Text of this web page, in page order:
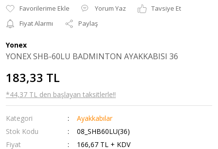
Yorum Yaz
Tavsiye Et
Fiyat Alarmı
Paylaş
Yonex
YONEX SHB-60LU BADMINTON AYAKKABISI 36
183,33 TL
*44,37 TL den başlayan taksitlerle!!
Kategori
Ayakkabılar
Stok Kodu
08_SHB60LU(36)
Fiyat
166,67 TL + KDV